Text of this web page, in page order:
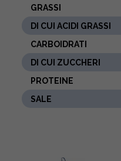
GRASSI
DI CUI ACIDI GRASSI
CARBOIDRATI
DI CUI ZUCCHERI
PROTEINE
SALE